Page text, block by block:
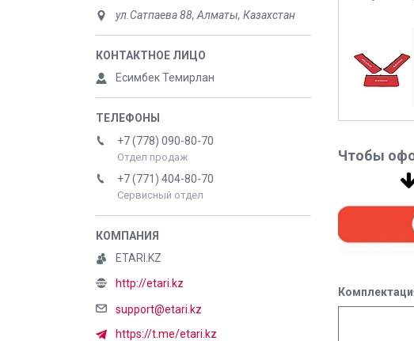
Чтобы
ул.Сатпаева 88, Алматы, Казахстан
Есимбек Темирлан
+7 (778) 090-80-70
Отдел продаж
+7 (771) 404-80-70
Сервисный отдел
ETARI.KZ
http://etari.kz
support@etari.kz
https://t.me/etari.kz